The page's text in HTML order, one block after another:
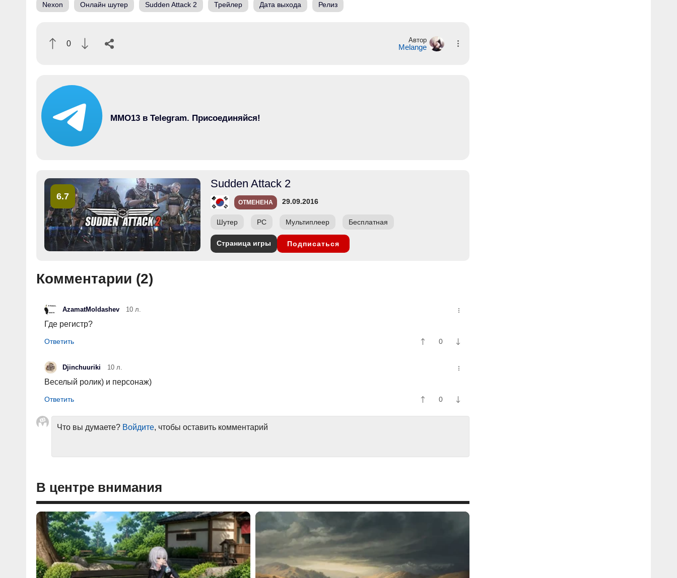
Nexon Онлайн шутер Sudden Attack 2 Трейлер Дата выхода Релиз
0 Автор
Melange
MMO13 в Telegram. Присоединяйся!
6.7
Sudden Attack 2
ОТМЕНЕНА 29.09.2016
Шутер PC Мультиплеер Бесплатная
Страница игры Подписаться
Комментарии (2)
AzamatMoldashev 10 л.
Где регистр?
0
Djinchuuriki 10 л.
Веселый ролик) и персонаж)
0
Что вы думаете? Войдите, чтобы оставить комментарий
В центре внимания